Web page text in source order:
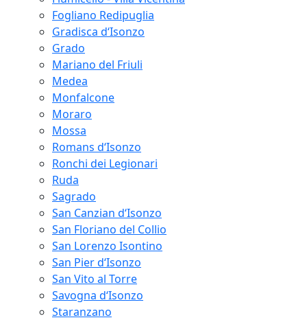
Fogliano Redipuglia
Gradisca d‘Isonzo
Grado
Mariano del Friuli
Medea
Monfalcone
Moraro
Mossa
Romans d‘Isonzo
Ronchi dei Legionari
Ruda
Sagrado
San Canzian d‘Isonzo
San Floriano del Collio
San Lorenzo Isontino
San Pier d‘Isonzo
San Vito al Torre
Savogna d‘Isonzo
Staranzano